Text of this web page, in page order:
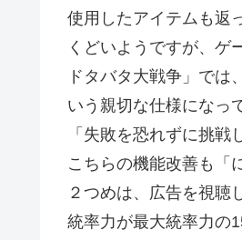
使用したアイテムも返
くどいようですが、
ドタバタ大戦争」では
いう親切な仕様になっ
「失敗を恐れずに挑戦
こちらの機能改善も「
２つめは、広告を視聴
統率力が最大統率力の